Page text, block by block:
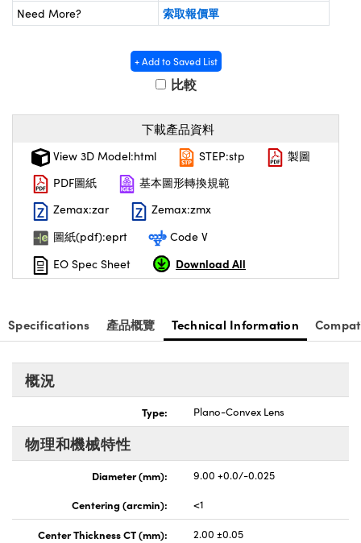
Gratings™
Components | SCHOTT 光學
(UFI)
Need More?
索取報價單
+ Add to Saved List
比較
下載產品資料
View 3D Model:html STEP:stp
製圖
PDF圖紙
基本圖形轉換規範
Zemax:zar
Zemax:zmx
圖紙(pdf):eprt
Code V
EO Spec Sheet
Download All
Specifications 產品概覽 Technical Information
概況
Type: Plano-Convex Lens
物理和機械特性
Diameter (mm):
9.00 +0.0/-0.025
Centering (arcmin):
<1
Center Thickness CT (mm):
2.00 ±0.05